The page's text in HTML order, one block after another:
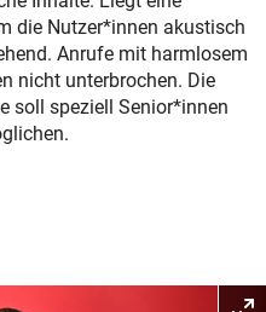
die Nutzer*innen akustisch
Anrufe mit harmlosem
nicht unterbrochen. Die
soll speziell Senior*innen